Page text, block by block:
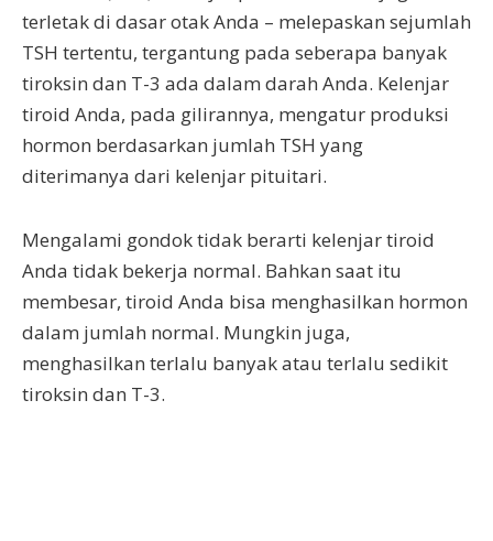
terletak di dasar otak Anda – melepaskan sejumlah
TSH tertentu, tergantung pada seberapa banyak
tiroksin dan T-3 ada dalam darah Anda. Kelenjar
tiroid Anda, pada gilirannya, mengatur produksi
hormon berdasarkan jumlah TSH yang
diterimanya dari kelenjar pituitari.
Mengalami gondok tidak berarti kelenjar tiroid
Anda tidak bekerja normal. Bahkan saat itu
membesar, tiroid Anda bisa menghasilkan hormon
dalam jumlah normal. Mungkin juga,
menghasilkan terlalu banyak atau terlalu sedikit
tiroksin dan T-3.